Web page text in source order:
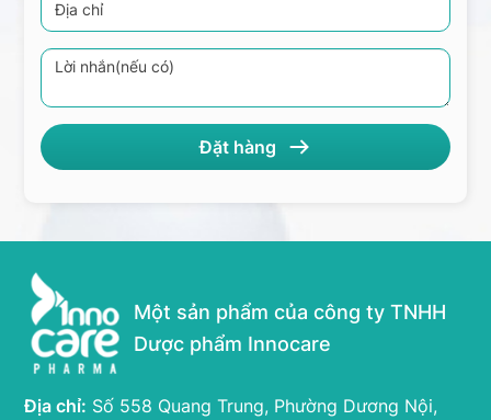
Một sản phẩm của công ty TNHH
Dược phẩm Innocare
Địa chỉ: Số 558 Quang Trung, Phường Dương Nội,